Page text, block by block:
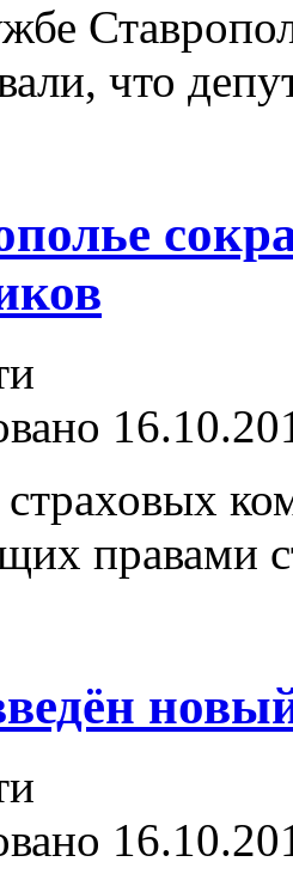
что
правами
новый